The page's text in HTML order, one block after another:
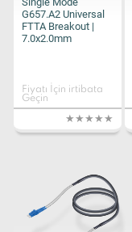
G657.A2 Universal
FTTA Breakout |
7.0x2.0mm
Fiyatı İçin irtibata
Geçin